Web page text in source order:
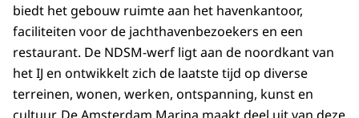
biedt het gebouw ruimte aan het havenkantoor,
faciliteiten voor de jachthavenbezoekers en een
restaurant. De NDSM-werf ligt aan de noordkant van
het IJ en ontwikkelt zich de laatste tijd op diverse
terreinen, wonen, werken, ontspanning, kunst en